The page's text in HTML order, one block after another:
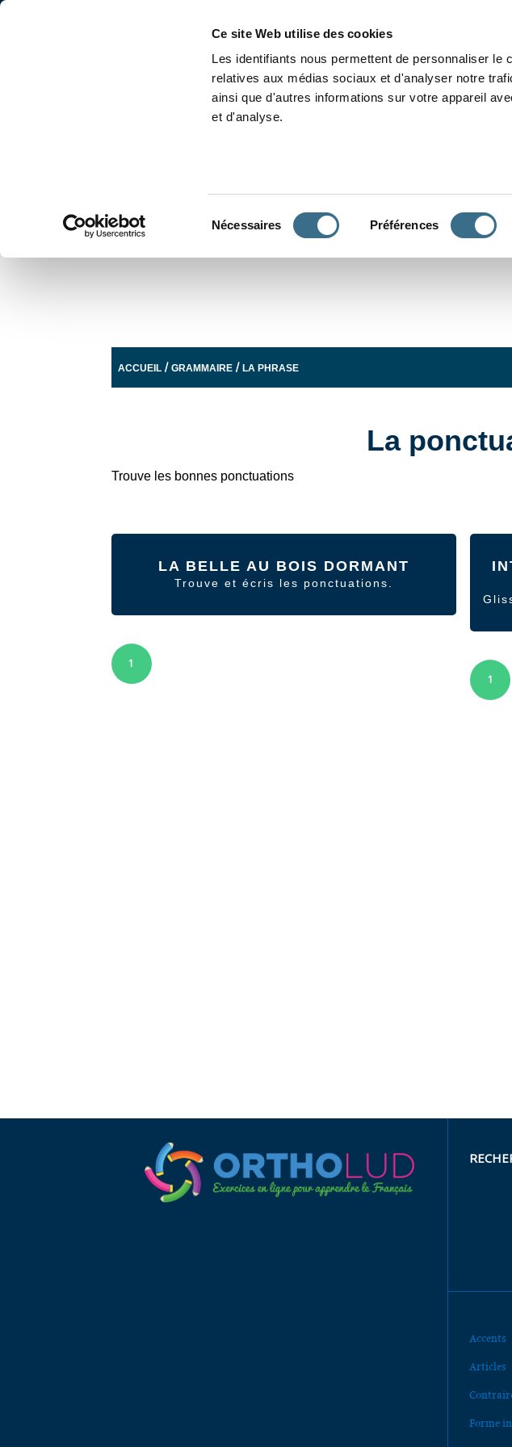
Ce site Web utilise des cookies
Les identifiants nous permettent de personnaliser
relatives aux médias sociaux et d'analyser notre
ainsi que d'autres informations sur votre appareil
et d'analyse.
Nécessaires Préférences
ACCUEIL /GRAMMAIRE /LA PHRASE
La
Trouve les bonnes ponctuations
LA BELLE AU BOIS DORMANT
Trouve et écris les ponctuations.
1
1
Accents
Articles
Forme